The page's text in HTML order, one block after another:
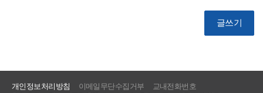
글쓰기
개인정보처리방침 이메일무단수집거부
교내전화번호